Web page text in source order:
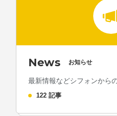
News お知らせ
最新情報などシフォンから
122 記事